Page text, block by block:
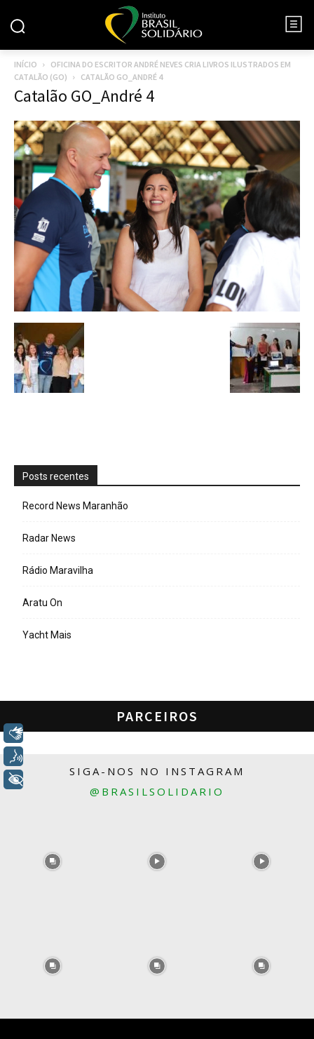
INÍCIO
OFICINA DO ESCRITOR ANDRÉ NEVES CRIA LIVROS ILUSTRADOS EM
CATALÃO (GO)
CATALÃO GO_ANDRÉ 4
Catalão GO_André 4
Posts recentes
Record News Maranhão
Radar News
Rádio Maravilha
Aratu On
Yacht Mais
PARCEIROS
SIGA-NOS NO INSTAGRAM
@BRASILSOLIDARIO
Libras
+ Acessibilidade